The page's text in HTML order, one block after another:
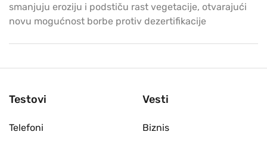
smanjuju eroziju i podstiču rast vegetacije, otvarajući
novu mogućnost borbe protiv dezertifikacije
Testovi
Telefoni
Vesti
Biznis